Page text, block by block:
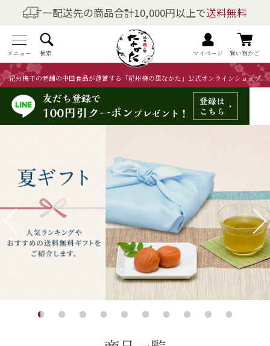
一配送先の商品合計10,000円以上で送料無料
メニュー 検索 マイページ 買い物かご
紀州梅干の老舗の中田食品が運営する「紀州梅の里なかた」公式オンラインショップ
商品を探す
全商品一覧
梅干しの商品一覧
梅酒の商品一覧
メニュー
トップページ
マイページ
ご案内
1 2 3 4 5 6 7 8 9